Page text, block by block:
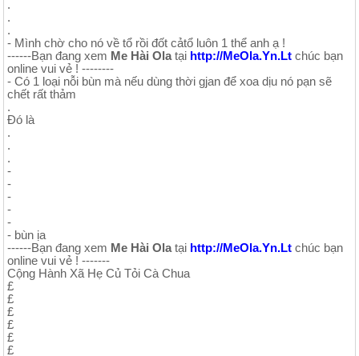
.
.
.
- Mình chờ cho nó về tổ rồi đốt cảtổ luôn 1 thể anh ạ !
------Bạn đang xem Me Hài Ola tại http://MeOla.Yn.Lt chúc bạn
online vui vẻ ! --------
- Có 1 loại nỗi bùn mà nếu dùng thời gjan để xoa dịu nó pạn sẽ
chết rất thảm
.
Đó là
.
.
.
-
-
-
-
-
- bùn ịa
------Bạn đang xem Me Hài Ola tại http://MeOla.Yn.Lt chúc bạn
online vui vẻ ! -------
Cộng Hành Xã Hẹ Củ Tỏi Cà Chua
£
£
£
£
£
£